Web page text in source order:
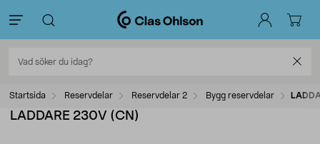
Startsida Reservdelar Reservdelar 2 Bygg reservdelar
LADDARE 230V (CN)